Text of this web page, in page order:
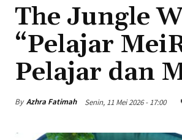
The Jungle
“Pelajar
Pelajar dan
By Azhra Fatimah Senin, 11 Mei 2026 - 17:00